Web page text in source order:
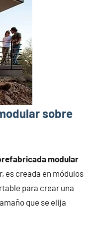
sobre
modular
es creada en módulos
para crear una
que se elija